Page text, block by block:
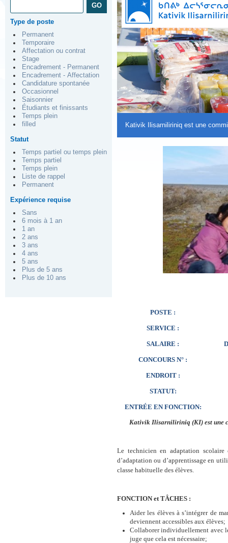
Type de poste
Permanent
Temporaire
Affectation ou contrat
Stage
Encadrement - Permanent
Encadrement - Affectation
Candidature spontanée
Occasionnel
Saisonnier
Étudiants et finissants
Temps plein
filled
Statut
Temps partiel ou temps plein
Temps partiel
Temps plein
Liste de rappel
Permanent
Expérience requise
Sans
6 mois à 1 an
1 an
2 ans
3 ans
4 ans
5 ans
Plus de 5 ans
Plus de 10 ans
Kativik Ilisarniliriniq est une
POSTE :
SERVICE :
SALAIRE :
CONCOURS N° :
ENDROIT :
STATUT:
ENTRÉE EN FONCTION:
Kativik Ilisarniliriniq (KI) est une
Le technicien en adaptation
d’adaptation ou d’apprentissage en
classe habituelle des élèves.
FONCTION et TÂCHES :
Aider les élèves à s’intégrer de
deviennent accessibles aux élèves;
Collaborer individuellement avec
juge que cela est nécessaire;